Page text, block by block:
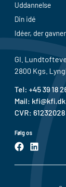
Gl.
2800 Kgs.
Tel: +45 39 18
Mail: kfi@kfi.dk
CVR: 61232028
Følg os
F
a
L
i
Uddannelse
Din idé
Idéer, der